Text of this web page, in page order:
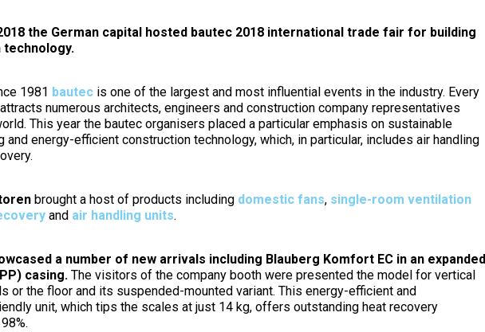
the German capital hosted bautec 2018 international trade fair for building
technology.
1981 bautec is one of the largest and most influential events in the industry. Every
numerous architects, engineers and construction company representatives
This year the bautec organisers placed a particular emphasis on sustainable
and energy-efficient construction technology, which, in particular, includes air handling
brought a host of products including domestic fans, single-room ventilation
and air handling units.
a number of new arrivals including Blauberg Komfort EC in an expanded
casing. The visitors of the company booth were presented the model for vertical
or the floor and its suspended-mounted variant. This energy-efficient and
unit, which tips the scales at just 14 kg, offers outstanding heat recovery